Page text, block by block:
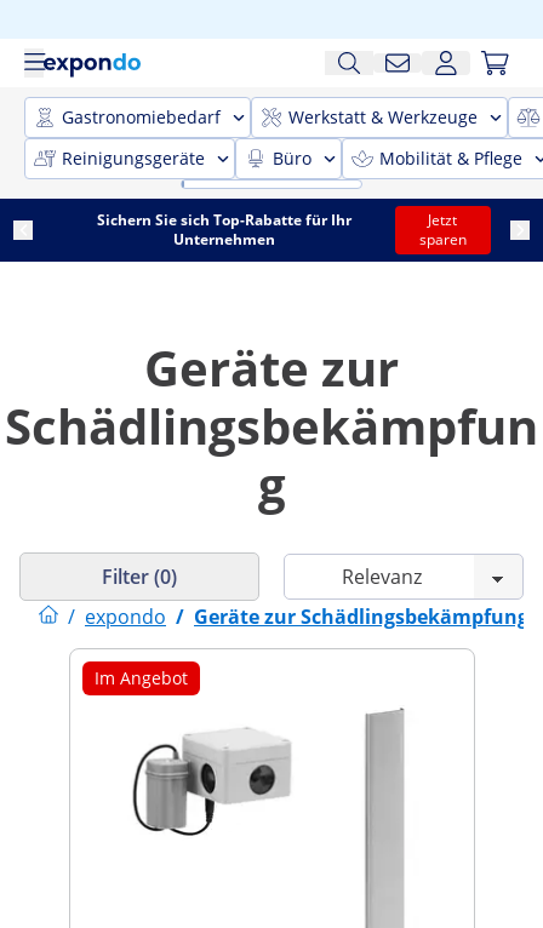
Gastronomiebedarf
Werkstatt & Werkzeuge
Reinigungsgeräte
Büro Mobilität & Pflege
Sichern Sie sich Top-Rabatte für Ihr
Unternehmen
Jetzt
sparen
Geräte zur
Schädlingsbekämpfun
g
/ expondo / Geräte zur Schädlingsbekämpfung
Filter (0)
Im Angebot